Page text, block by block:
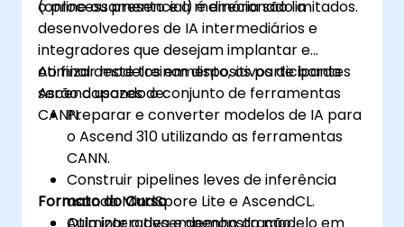
o processamento e a memória são limitados.
(online ou presencial) é direcionado a
desenvolvedores de IA intermediários e
integradores que desejam implantar e
otimizar modelos em dispositivos de borda
Ascend usando o conjunto de ferramentas
CANN.
Ao final deste treinamento, os participantes
serão capazes de:
Preparar e converter modelos de IA para
o Ascend 310 utilizando as ferramentas
CANN.
Construir pipelines leves de inferência
usando MindSpore Lite e AscendCL.
Otimizar o desempenho do modelo em
Formato do Curso
Aula interativa e demonstração.